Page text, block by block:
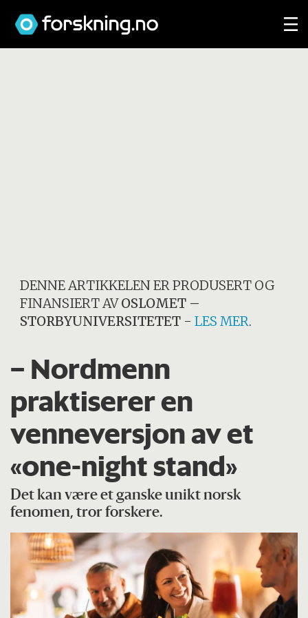
DENNE ARTIKKELEN ER PRODUSERT OG
FINANSIERT AVOSLOMET –
STORBYUNIVERSITETET -LES MER.
– Nordmenn
praktiserer en
venneversjon av et
«one-night stand»
Det kan være et ganske unikt norsk
fenomen, tror forskere.